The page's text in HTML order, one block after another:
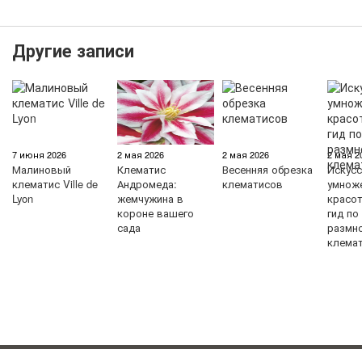
Другие записи
7 июня 2026
Малиновый
клематис Ville de
Lyon
2 мая 2026
Клематис
Андромеда:
жемчужина в
короне вашего
сада
2 мая 2026
Весенняя обрезка
клематисов
2 мая
гид по